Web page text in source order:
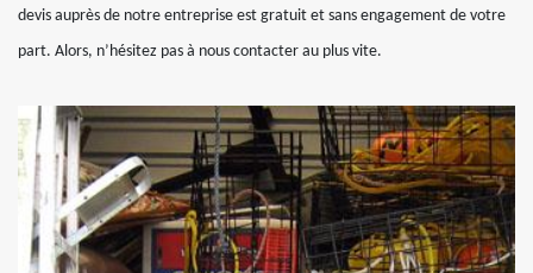
devis auprès de notre entreprise est gratuit et sans engagement de votre
part. Alors, n’hésitez pas à nous contacter au plus vite.